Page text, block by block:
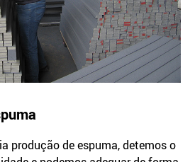
produção de espuma, detemos o